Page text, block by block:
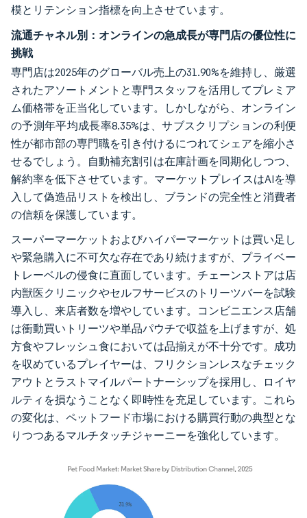
模とリテンション指標を向上させています。
流通チャネル別：オンラインの急成長が専門店の優位性に
挑戦
専門店は2025年のグローバル売上の31.90%を維持し、厳選
されたアソートメントと専門スタッフを活用してプレミア
ム価格帯を正当化しています。しかしながら、オンライン
の予測年平均成長率8.35%は、サブスクリプションの利便
性が都市部の専門職を引き付けるにつれてシェアを縮小さ
せるでしょう。自動補充割引は在庫計画を同期化しつつ、
解約率を低下させています。マーケットプレイスはAIを導
入して偽造品リストを検出し、ブランドの完全性と消費者
の信頼を保護しています。
スーパーマーケットおよびハイパーマーケットは買い足し
や緊急購入に不可欠な存在であり続けますが、プライベー
トレーベルの侵食に直面しています。チェーンストアは店
内獣医クリニックやセルフサービスのトリーツバーを試験
導入し、来店者数を増やしています。コンビニエンス店舗
は衝動買いトリーツや単品パウチで収益を上げますが、処
方食やフレッシュ食においては品揃えが不十分です。成功
を収めているプレイヤーは、フリクションレスなチェック
アウトとラストマイルパートナーシップを採用し、ロイヤ
ルティを損なうことなく即時性を充足しています。これら
の変化は、ペットフード市場における購買行動の典型とな
りつつあるマルチタッチジャーニーを強化しています。